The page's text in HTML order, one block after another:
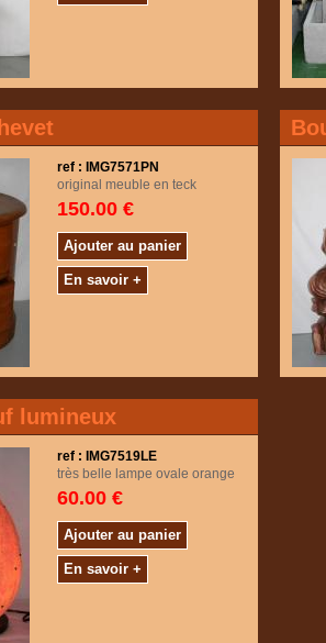
ref : IMG7571PN
original meuble en teck
150.00 €
Ajouter au panier
En savoir +
lumineux
ref : IMG7519LE
très belle lampe ovale orange
60.00 €
Ajouter au panier
En savoir +